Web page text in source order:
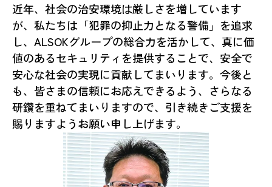
近年、社会の治安環境は厳しさを増しています
が、私たちは「犯罪の抑止力となる警備」を追求
し、ALSOKグループの総合力を活かして、真に価
値のあるセキュリティを提供することで、安全で
安心な社会の実現に貢献してまいります。今後と
も、皆さまの信頼にお応えできるよう、さらなる
研鑽を重ねてまいりますので、引き続きご支援を
賜りますようお願い申し上げます。